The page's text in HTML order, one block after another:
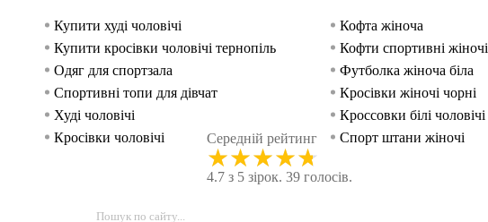
Купити худі чоловічі Кофта жіноча
Купити кросівки чоловічі тернопіль
Кофти спортивні жіночі
Одяг для спортзала
Футболка жіноча біла
Спортивні топи для дівчат
Кросівки жіночі чорні
Худі чоловічі
Кроссовки білі чоловічі
Кросівки чоловічі
Спорт штани жіночі
Одяг для фітнесу купити
Чорні кросівки жіночі
Середній рейтинг
★★★★★
4.7 з 5 зірок. 39 голосів.